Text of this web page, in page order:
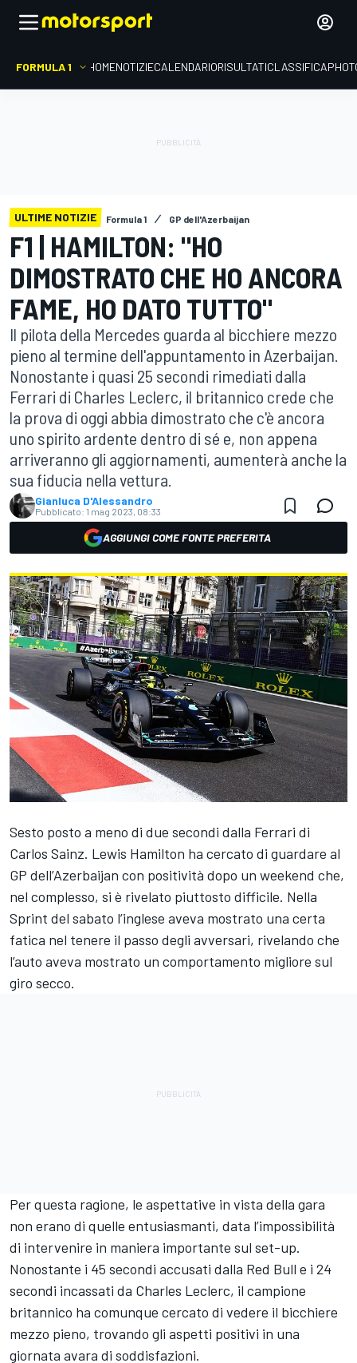
FORMULA 1 HOMENOTIZIECALENDARIORISULTATICLASSIFICA
ULTIME NOTIZIE Formula 1 GP dell'Azerbaijan
F1 | HAMILTON: "HO
DIMOSTRATO CHE HO ANCORA
FAME, HO DATO TUTTO"
Il pilota della Mercedes guarda al bicchiere mezzo
pieno al termine dell'appuntamento in Azerbaijan.
Nonostante i quasi 25 secondi rimediati dalla
Ferrari di Charles Leclerc, il britannico crede che
la prova di oggi abbia dimostrato che c'è ancora
uno spirito ardente dentro di sé e, non appena
arriveranno gli aggiornamenti, aumenterà anche la
sua fiducia nella vettura.
Gianluca D'Alessandro
Pubblicato: 1 mag 2023, 08:33
AGGIUNGI COME FONTE PREFERITA
Sesto posto a meno di due secondi dalla Ferrari di
Carlos Sainz. Lewis Hamilton ha cercato di guardare al
GP dell’Azerbaijan con positività dopo un weekend che,
nel complesso, si è rivelato piuttosto difficile. Nella
Sprint del sabato l’inglese aveva mostrato una certa
fatica nel tenere il passo degli avversari, rivelando che
l’auto aveva mostrato un comportamento migliore sul
giro secco.
Per questa ragione, le aspettative in vista della gara
non erano di quelle entusiasmanti, data l’impossibilità
di intervenire in maniera importante sul set-up.
Nonostante i 45 secondi accusati dalla Red Bull e i 24
secondi incassati da Charles Leclerc, il campione
britannico ha comunque cercato di vedere il bicchiere
mezzo pieno, trovando gli aspetti positivi in una
giornata avara di soddisfazioni.